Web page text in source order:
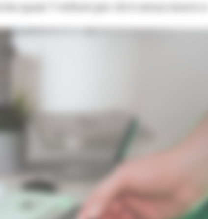
quasi 7 milioni per chi è senza lavoro e